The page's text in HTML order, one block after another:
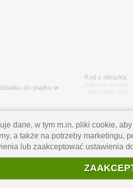
do piątku w
Kod z obrazka:
dane, w tym m.in. pliki cookie,
a także na potrzeby marketingu,
lub zaakceptować ustawienia